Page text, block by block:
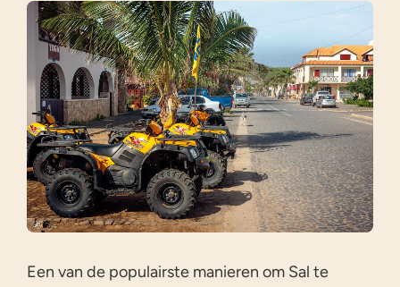
Een van de populairste manieren om Sal te